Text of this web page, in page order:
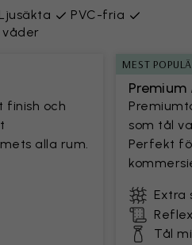
Ljusäkta
PVC-fria
våder
finish och
alla rum.
MEST
som tål
Perfekt
Extra
Tål